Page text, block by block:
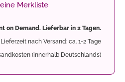
Merkliste
on Demand. Lieferbar in 2 Tagen.
nach Versand: ca. 1-2 Tage
(innerhalb Deutschlands)